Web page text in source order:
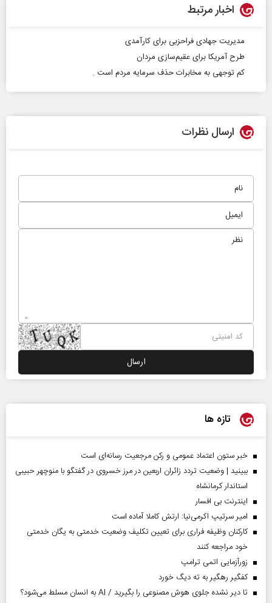
اخبار مرتبط
مدیریت جهادی فراحزبی برای کارآمدی
طرح‌ آمریکا برای عقیم‌سازی مردان
کم توجهی به مخابرات حذف سرمایه مردم است .
ارسال نظرات
تازه ها
خبر ستون اعتماد عمومی و رکن مرجعیت رسانه‌ای است
ببینید | وضعیت تردد زائران اربعین در مرز خسروی در گفتگو با منوچهر حبیبی
استاندار کرمانشاه
اینترنت بی افسار
امیر سرتیپ اکرمی‌نیا: ارتش کاملا آماده است
کارکنان وظیفه فراری برای تعیین تکلیف وضعیت خدمتی به یگان خدمتی
خود مراجعه کنند
زورآزمایی اتمی ترامپ
کفگیر رهگیر به ته دیگ خورد
تا دیر نشده جلوی هوش مصنوعی را بگیرید / AI به انسان مسلط می‌شود؟